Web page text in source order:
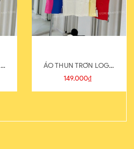
ÁO THUN TRƠN LOGO
SAU
149.000₫